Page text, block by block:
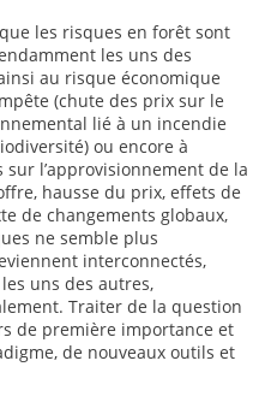
les risques en forêt sont
les uns des
au risque économique
(chute des prix sur le
lié à un incendie
ou encore à
l’approvisionnement de la
hausse du prix, effets de
de changements globaux,
ne semble plus
interconnectés,
uns des autres,
Traiter de la question
de première importance et
de nouveaux outils et